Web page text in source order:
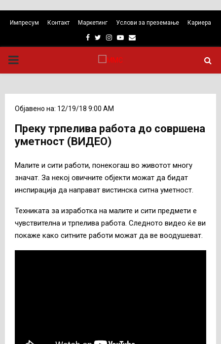
Импресум Контакт Маркетинг Услови за преземање Кариера
Facebook
TwitterInstagram
Youtube
Email
PRIMARY
Објавено на: 12/19/18 9:00 AM
Преку трпелива работа до совршена
уметност (ВИДЕО)
Малите и сити работи, понекогаш во животот многу
значат. За некој овичните објекти можат да бидат
инспирација да направат вистинска ситна уметност.
Техниката за изработка на малите и сити предмети е
чувствителна и трпелива работа. Следното видео ќе ви
покаже како ситните работи можат да ве воодушеват.